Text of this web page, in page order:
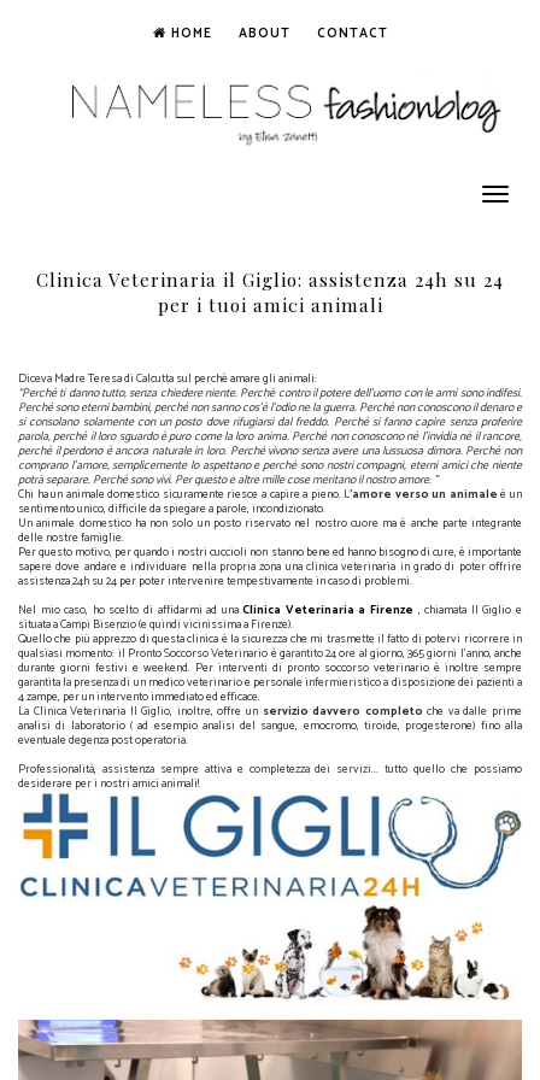
HOME ABOUT CONTACT
Toggle
navigation
Clinica Veterinaria il Giglio: assistenza 24h su 24
per i tuoi amici animali
Diceva Madre Teresa di Calcutta sul perchè amare gli animali:
“Perché ti danno tutto, senza chiedere niente. Perchè contro il potere dell’uomo con le armi sono indifesi.
Perché sono eterni bambini, perché non sanno cos’è l’odio ne la guerra. Perchè non conoscono il denaro e
si consolano solamente con un posto dove rifugiarsi dal freddo. Perché si fanno capire senza proferire
parola, perché il loro sguardo è puro come la loro anima. Perché non conoscono né l’invidia né il rancore,
perché il perdono è ancora naturale in loro. Perchè vivono senza avere una lussuosa dimora. Perché non
comprano l’amore, semplicemente lo aspettano e perché sono nostri compagni, eterni amici che niente
potrà separare. Perché sono vivi. Per questo e altre mille cose meritano il nostro amore. ”
Chi ha un animale domestico sicuramente riesce a capire a pieno. L'amore verso un animaleè un
sentimento unico, difficile da spiegare a parole, incondizionato.
Un animale domestico ha non solo un posto riservato nel nostro cuore ma è anche parte integrante
delle nostre famiglie.
Per questo motivo, per quando i nostri cuccioli non stanno bene ed hanno bisogno di cure, è importante
sapere dove andare e individuare nella propria zona una clinica veterinaria in grado di poter offrire
assistenza 24h su 24 per poter intervenire tempestivamente in caso di problemi.
Nel mio caso, ho scelto di affidarmi ad unaClinica Veterinaria a Firenze , chiamata Il Giglio e
situata a Campi Bisenzio (e quindi vicinissima a Firenze).
Quello che più apprezzo di questa clinica è la sicurezza che mi trasmette il fatto di potervi ricorrere in
qualsiasi momento: il Pronto Soccorso Veterinario è garantito 24 ore al giorno, 365 giorni l'anno, anche
durante giorni festivi e weekend. Per interventi di pronto soccorso veterinario è inoltre sempre
garantita la presenza di un medico veterinario e personale infermieristico a disposizione dei pazienti a
4 zampe, per un intervento immediato ed efficace.
La Clinica Veterinaria Il Giglio, inoltre, offre un servizio davvero completo che va dalle prime
analisi di laboratorio ( ad esempio analisi del sangue, emocromo, tiroide, progesterone) fino alla
eventuale degenza post operatoria.
Professionalità, assistenza sempre attiva e completezza dei servizi... tutto quello che possiamo
desiderare per i nostri amici animali!